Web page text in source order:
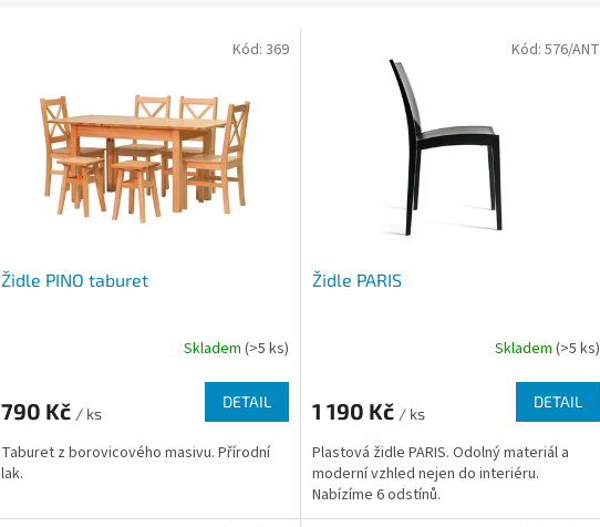
Židle PINO taburet
Skladem (>5 ks)
790 Kč / ks
DETAIL
Taburet z borovicového masivu. Přírodní
lak.
Kód: 369
Židle PARIS
Skladem (>5 ks)
1 190 Kč / ks
DETAIL
Plastová židle PARIS. Odolný materiál a
moderní vzhled nejen do interiéru.
Nabízíme 6 odstínů.
Kód: 576/ANT